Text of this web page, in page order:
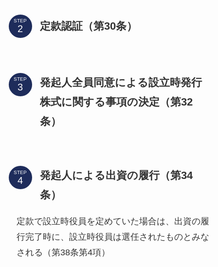
STEP 定款認証（第30条）
STEP
発起人全員同意による設立時発行
株式に関する事項の決定（第32
条）
STEP
発起人による出資の履行（第34
条）
定款で設立時役員を定めていた場合は、出資の履
行完了時に、設立時役員は選任されたものとみな
される（第38条第4項）